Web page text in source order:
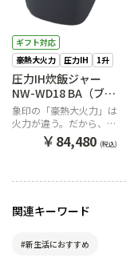
ギフト対応
豪熱大火力
圧力IH 1升
圧力IH炊飯ジャー
NW-WD18 BA（ブラ
ック）
象印の「豪熱大火力」は
火力が違う。だから、う
￥84,480 (税込)
関連キーワード
#新生活におすすめ